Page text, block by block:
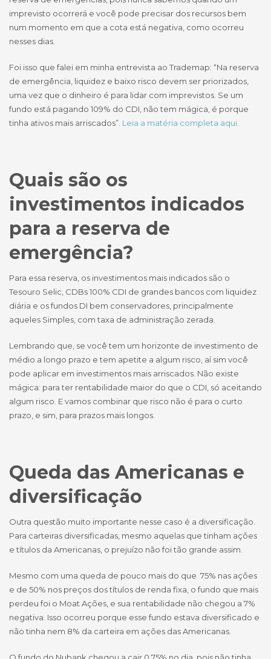
imprevisto ocorrerá e você pode precisar dos recursos bem
num momento em que a cota está negativa, como ocorreu
nesses dias.
Foi isso que falei em minha entrevista ao Trademap: “Na reserva
de emergência, liquidez e baixo risco devem ser priorizados,
uma vez que o dinheiro é para lidar com imprevistos. Se um
fundo está pagando 109% do CDI, não tem mágica, é porque
tinha ativos mais arriscados”. Leia a matéria completa aqui.
Quais são os
investimentos indicados
para a reserva de
emergência?
Para essa reserva, os investimentos mais indicados são o
Tesouro Selic, CDBs 100% CDI de grandes bancos com liquidez
diária e os fundos DI bem conservadores, principalmente
aqueles Simples, com taxa de administração zerada.
Lembrando que, se você tem um horizonte de investimento de
médio a longo prazo e tem apetite a algum risco, aí sim você
pode aplicar em investimentos mais arriscados. Não existe
mágica: para ter rentabilidade maior do que o CDI, só aceitando
algum risco. E vamos combinar que risco não é para o curto
prazo, e sim, para prazos mais longos.
Queda das Americanas e
diversificação
Outra questão muito importante nesse caso é a diversificação.
Para carteiras diversificadas, mesmo aquelas que tinham ações
e títulos da Americanas, o prejuízo não foi tão grande assim.
Mesmo com uma queda de pouco mais do que 75% nas ações
e de 50% nos preços dos títulos de renda fixa, o fundo que mais
perdeu foi o Moat Ações, e sua rentabilidade não chegou a 7%
negativa. Isso ocorreu porque esse fundo estava diversificado e
não tinha nem 8% da carteira em ações das Americanas.